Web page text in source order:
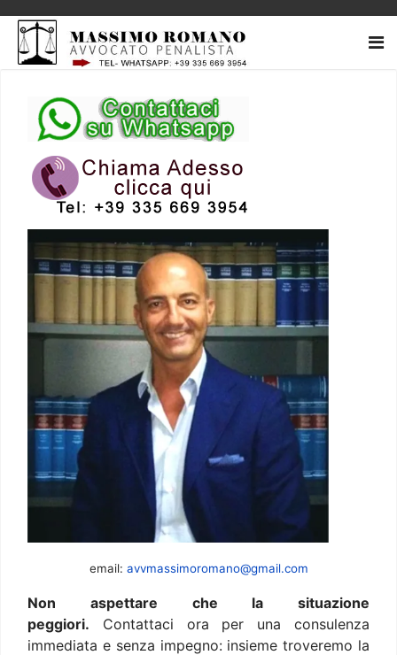
email: avvmassimoromano@gmail.com
Non aspettare che la situazione
peggiori. Contattaci ora per una consulenza
immediata e senza impegno: insieme troveremo la